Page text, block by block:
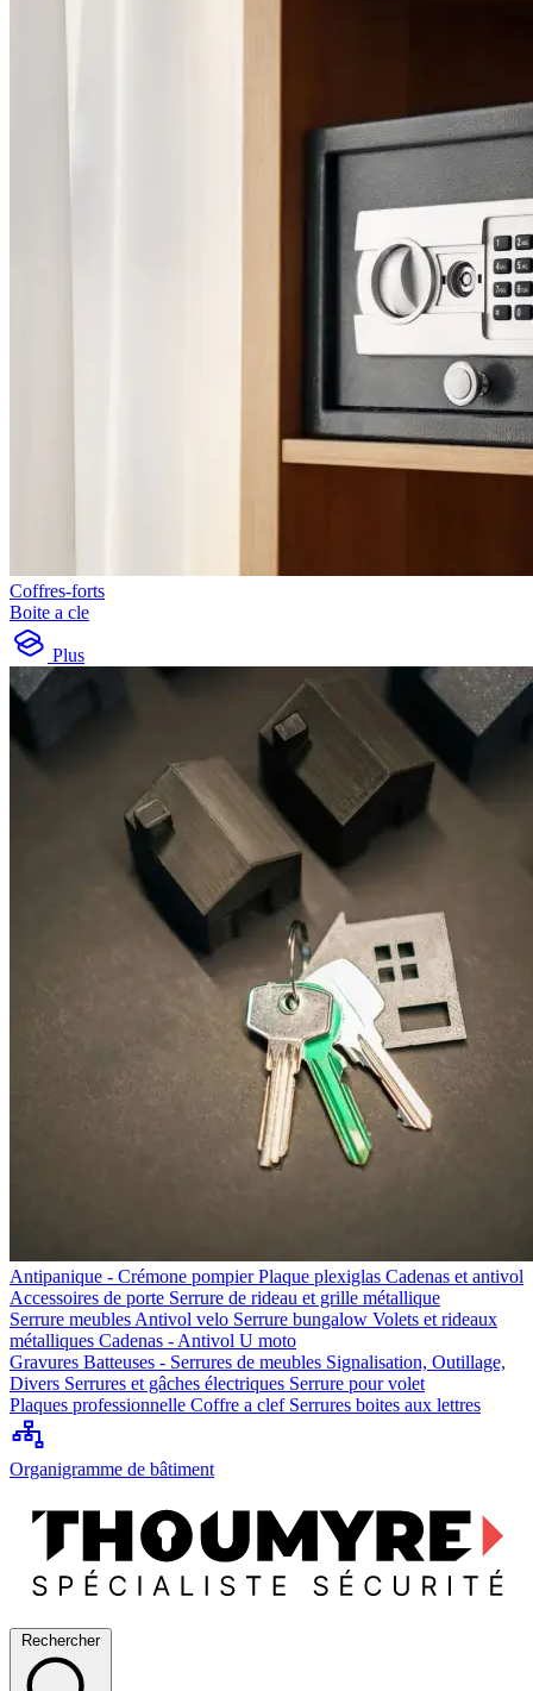
Coffres-forts
Boite a cle
Plus
Antipanique - Crémone pompierPlaque plexiglas Cadenas et antivol
Accessoires de porte Serrure de rideau et grille métallique
Serrure meubles Antivol velo Serrure bungalow Volets et rideaux
métalliques Cadenas - Antivol U moto
Gravures Batteuses - Serrures de meubles Signalisation, Outillage,
Divers Serrures et gâches électriques Serrure pour volet
Plaques professionnelle Coffre a clef Serrures boites aux lettres
Organigramme de bâtiment
Rechercher